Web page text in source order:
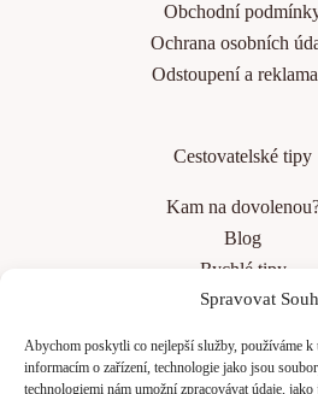
Spravovat
Abychom poskytli co nejlepší služby, používáme k
informacím o zařízení, technologie jako jsou
technologiemi nám umožní zpracovávat údaje,
Obchodní
Ochrana osobních
Odstoupení a
Cestovatelské tipy
Kam na
Blog
Rychlé tipy
Top 10 měst v
Jak se připravit na